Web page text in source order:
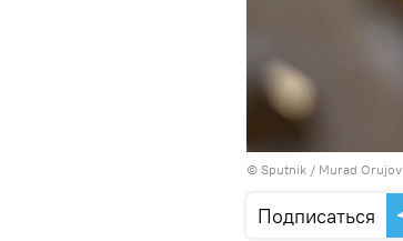
© Sputnik / Murad Orujov
Подписаться